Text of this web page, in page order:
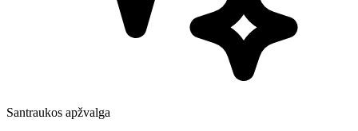
Santraukos apžvalga